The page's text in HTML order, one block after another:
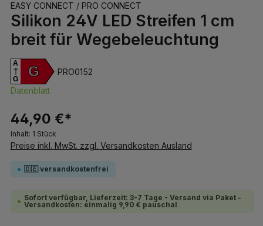
EASY CONNECT / PRO CONNECT
Silikon 24V LED Streifen 1 cm
breit für Wegebeleuchtung
G
A
G
PRO0152
Datenblatt
44,90 €*
Inhalt: 1 Stück
Preise inkl. MwSt. zzgl. Versandkosten Ausland
🇩🇪 versandkostenfrei
Sofort verfügbar, Lieferzeit: 3-7 Tage - Versand via Paket -
Versandkosten: einmalig 9,90 € pauschal